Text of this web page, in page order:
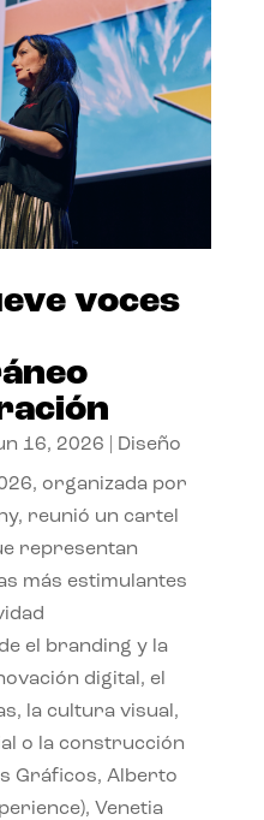
voces
16, 2026 Diseño
organizada por
reunió un cartel
representan
más estimulantes
el branding y la
digital, el
la cultura visual,
o la construcción
Gráficos, Alberto
Venetia